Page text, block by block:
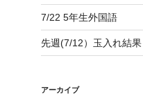
7/22 5年生外国語
先週(7/12）玉入れ結果
アーカイブ